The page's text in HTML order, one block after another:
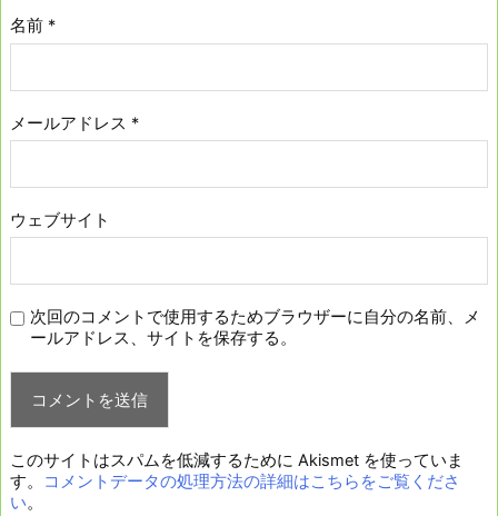
名前 *
メールアドレス *
ウェブサイト
次回のコメントで使用するためブラウザーに自分の名前、メ
ールアドレス、サイトを保存する。
このサイトはスパムを低減するために Akismet を使っていま
す。
コメントデータの処理方法の詳細はこちらをご覧くださ
い。